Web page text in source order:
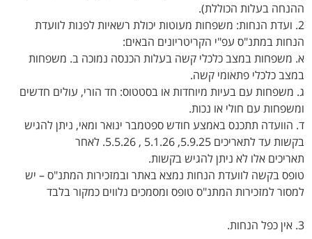
ההנחה בעלות הכוללת).
2. ועדת הנחות: משפחות מעוטות יכולת רשאיות לפנות לוועדת
הנחות במתנ"ס עפ"י הקריטריונים הבאים:
א. משפחות במצב כלכלי קשה בעלות הכנסה נמוכה ב. משפחות
במצב כלכלי פתאומי קשה.
ג. משפחות עם בעיות מיוחדות או בסטטוס: חד הורי, עולים חדשים
ומשפחות עם חולי או נכות.
ד. הוועדה תתכנס באמצע חודש ספטמבר ינואר ומאי, ניתן להגיש
בקשות עד לתאריכים 5.9.25, 5.1.26 , 5.5.26. לאחר
תאריכים אלו לא ניתן להגיש בקשות.
טופס בקשה לוועדת הנחות נמצא באתר ובמזכירות המתנ"ס – יש
למסור למזכירות המתנ"ס טופס ומסמכים נלווים כמקור בלבד
3. אין כפל הנחות.